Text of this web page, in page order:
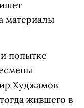
материалы
попытке
Худжамов
жившего в